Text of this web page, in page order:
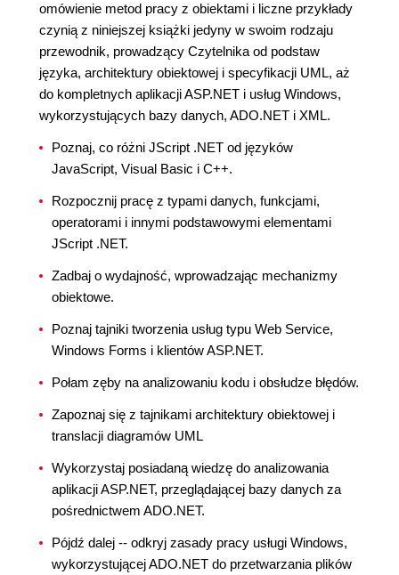
omówienie metod pracy z obiektami i liczne przykłady
czynią z niniejszej książki jedyny w swoim rodzaju
przewodnik, prowadzący Czytelnika od podstaw
języka, architektury obiektowej i specyfikacji UML, aż
do kompletnych aplikacji ASP.NET i usług Windows,
wykorzystujących bazy danych, ADO.NET i XML.
Poznaj, co różni JScript .NET od języków
JavaScript, Visual Basic i C++.
Rozpocznij pracę z typami danych, funkcjami,
operatorami i innymi podstawowymi elementami
JScript .NET.
Zadbaj o wydajność, wprowadzając mechanizmy
obiektowe.
Poznaj tajniki tworzenia usług typu Web Service,
Windows Forms i klientów ASP.NET.
Połam zęby na analizowaniu kodu i obsłudze błędów.
Zapoznaj się z tajnikami architektury obiektowej i
translacji diagramów UML
Wykorzystaj posiadaną wiedzę do analizowania
aplikacji ASP.NET, przeglądającej bazy danych za
pośrednictwem ADO.NET.
Pójdź dalej -- odkryj zasady pracy usługi Windows,
wykorzystującej ADO.NET do przetwarzania plików